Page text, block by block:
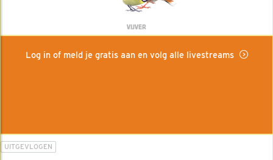
VIJVER
Log in of meld je gratis aan en volg alle livestreams
UITGEVLOGEN